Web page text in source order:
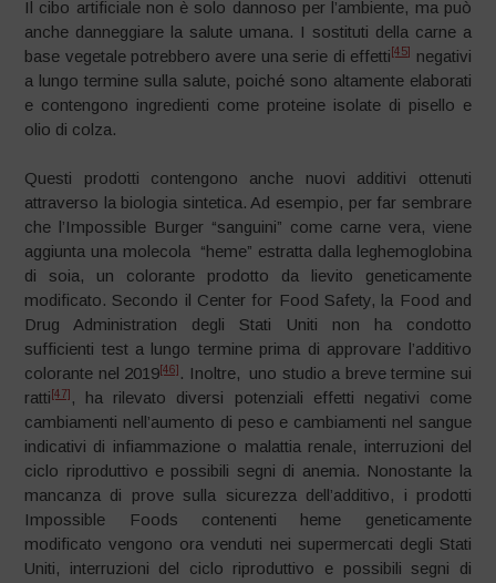
Il cibo artificiale non è solo dannoso per l’ambiente, ma può
anche danneggiare la salute umana. I sostituti della carne a
base vegetale potrebbero avere una serie di effetti [45]
negativi
a lungo termine sulla salute, poiché sono altamente elaborati
e contengono ingredienti come proteine ​​isolate di pisello e
olio di colza.
Questi prodotti contengono anche nuovi additivi ottenuti
attraverso la biologia sintetica. Ad esempio, per far sembrare
che l’Impossible Burger “sanguini” come carne vera, viene
aggiunta una molecola “heme” estratta dalla leghemoglobina
di soia, un colorante prodotto da lievito geneticamente
modificato. Secondo il Center for Food Safety, la Food and
Drug Administration degli Stati Uniti non ha condotto
sufficienti test a lungo termine prima di approvare l’additivo
colorante nel 2019[46] . Inoltre, uno studio a breve termine sui
ratti [47] , ha rilevato diversi potenziali effetti negativi come
cambiamenti nell’aumento di peso e cambiamenti nel sangue
indicativi di infiammazione o malattia renale, interruzioni del
ciclo riproduttivo e possibili segni di anemia. Nonostante la
mancanza di prove sulla sicurezza dell’additivo, i prodotti
Impossible Foods contenenti heme geneticamente
modificato vengono ora venduti nei supermercati degli Stati
Uniti, interruzioni del ciclo riproduttivo e possibili segni di